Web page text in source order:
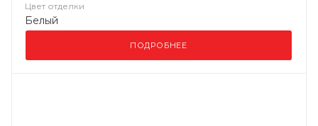
Цвет отделки
Белый
ПОДРОБНЕЕ